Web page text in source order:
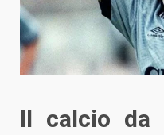
Il calcio da